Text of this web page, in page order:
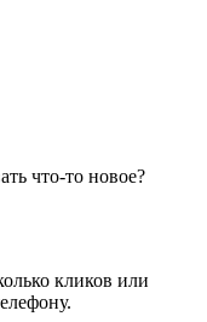
что-то новое?
кликов или